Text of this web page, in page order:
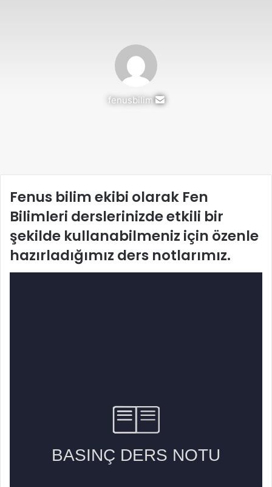
fenusbilim
Bir
Fenus bilim ekibi olarak Fen
Bilimleri derslerinizde etkili bir
şekilde kullanabilmeniz için özenle
hazırladığımız ders notlarımız.